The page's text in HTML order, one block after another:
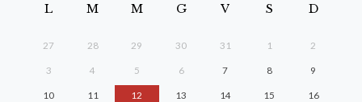
L M M G V S D
27 28 29 30 31 1 2
3 4 5 6 7 8 9
10 11 12 13 14 15 16